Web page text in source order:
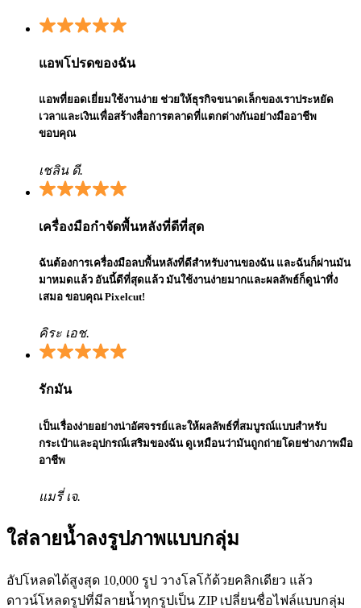
แอพโปรดของฉัน
แอพที่ยอดเยี่ยมใช้งานง่าย ช่วยให้ธุรกิจขนาดเล็กของเราประหยัด
เวลาและเงินเพื่อสร้างสื่อการตลาดที่แตกต่างกันอย่างมืออาชีพ
ขอบคุณ
เชลิน ดี.
เครื่องมือกำจัดพื้นหลังที่ดีที่สุด
ฉันต้องการเครื่องมือลบพื้นหลังที่ดีสำหรับงานของฉัน และฉันก็ผ่านมัน
มาหมดแล้ว อันนี้ดีที่สุดแล้ว มันใช้งานง่ายมากและผลลัพธ์ก็ดูน่าทึ่ง
เสมอ ขอบคุณ Pixelcut!
คิระ เอช.
รักมัน
เป็นเรื่องง่ายอย่างน่าอัศจรรย์และให้ผลลัพธ์ที่สมบูรณ์แบบสำหรับ
กระเป๋าและอุปกรณ์เสริมของฉัน ดูเหมือนว่ามันถูกถ่ายโดยช่างภาพมือ
อาชีพ
แมรี่ เจ.
ใส่ลายน้ำลงรูปภาพแบบกลุ่ม
อัปโหลดได้สูงสุด 10,000 รูป วางโลโก้ด้วยคลิกเดียว แล้ว
ดาวน์โหลดรูปที่มีลายน้ำทุกรูปเป็น ZIP เปลี่ยนชื่อไฟล์แบบกลุ่ม